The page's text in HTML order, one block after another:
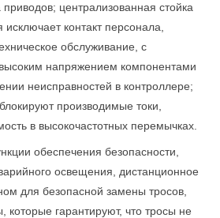
централизованная стойка
контакт персонала,
обслуживание, с
напряжением компонентами
неисправностей в контроллере;
производимые токи,
в высокочастотных перемычках.
обеспечения безопасности,
освещения, дистанционное
для безопасной замены тросов,
гарантируют, что тросы не